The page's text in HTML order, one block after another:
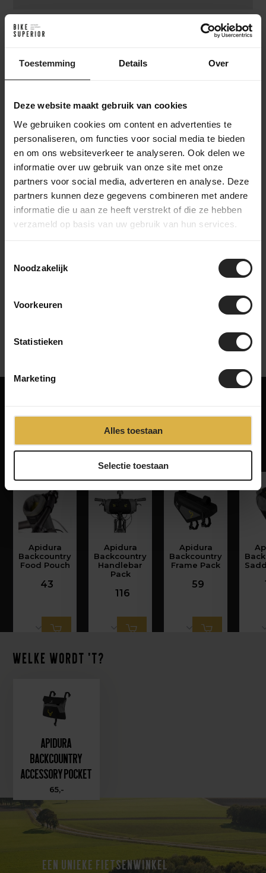
Toestemming Details Over
Deze website maakt gebruik van cookies
We gebruiken cookies om content en advertenties te
personaliseren, om functies voor social media te bieden
en om ons websiteverkeer te analyseren. Ook delen we
informatie over uw gebruik van onze site met onze
partners voor social media, adverteren en analyse. Deze
partners kunnen deze gegevens combineren met andere
informatie die u aan ze heeft verstrekt of die ze hebben
verzameld op basis van uw gebruik van hun services.
Noodzakelijk
Voorkeuren
Statistieken
Marketing
Alles toestaan
Selectie toestaan
‹ ›
Achter de schermen bij BikeSuperior
Na je bestelling verzamelt ons magazijnteam alle benodigde
onderdelen en bereidt ze voor op de werkplaats. In de
werkplaats wordt de fiets volledig opgebouwd en uitgebreid
getest. Daarna gaat de fiets naar het inpakstation in het
magazijn, waar hij zorgvuldig wordt ingepakt. Accessoires
worden toegevoegd aan de doos, waarna de fiets verzonden
wordt naar een bestemming in Nederland of wereldwijd. Zo
zorgen we ervoor dat je fiets veilig en compleet aankomt.
Gerelateerde producten
Apidura
Backcountry
Food Pouch
43
Apidura
Backcountry
Handlebar
Pack
116
Apidura
Backcountry
Frame Pack
59
Welke wordt 't?
Apidura
Backcountry
Accessory Pocket
65,-
EEN UNIEKE FIETSENWINKEL